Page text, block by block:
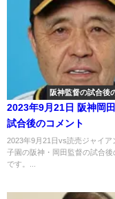
阪神監督の試合後
2023年9月21日 阪神岡
試合後のコメント
2023年9月21日vs読売ジャイア
子園の阪神・岡田監督の試合後
です。...